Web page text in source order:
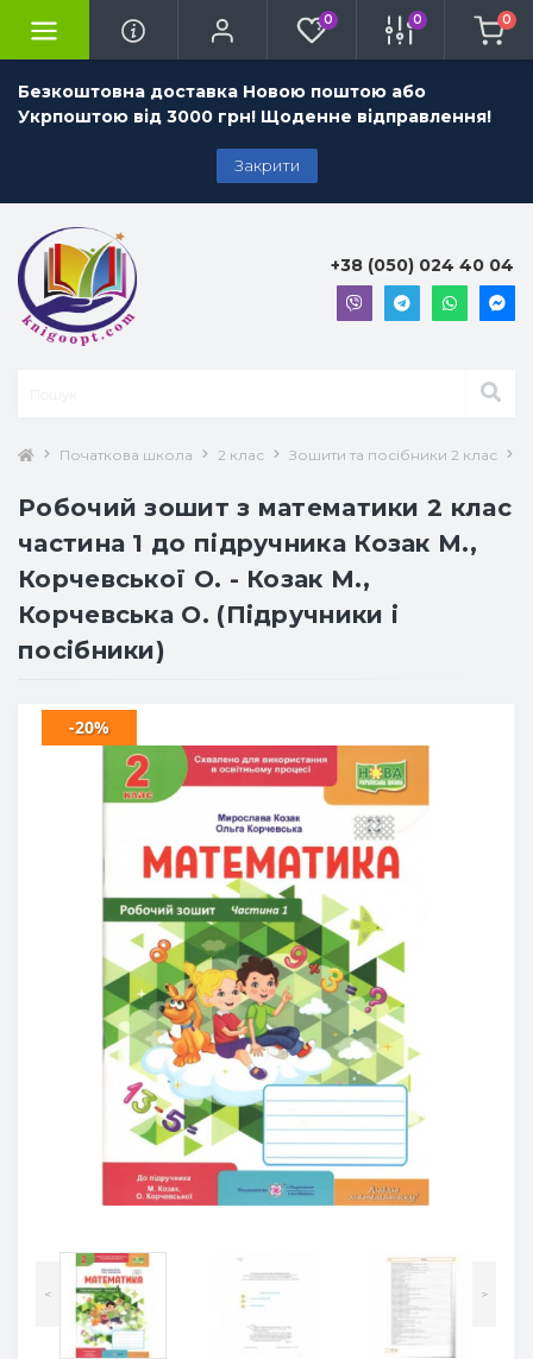
Безкоштовна доставка Новою поштою або
Укрпоштою від 3000 грн! Щоденне відправлення!
Закрити
0 0 0
+38 (050) 024 40 04
Початкова школа 2 клас Зошити та посібники 2 клас
Робочий зошит з математики 2 клас
частина 1 до підручника Козак М.,
Корчевської О. - Козак М.,
Корчевська О. (Підручники і
посібники)
-20%
< >